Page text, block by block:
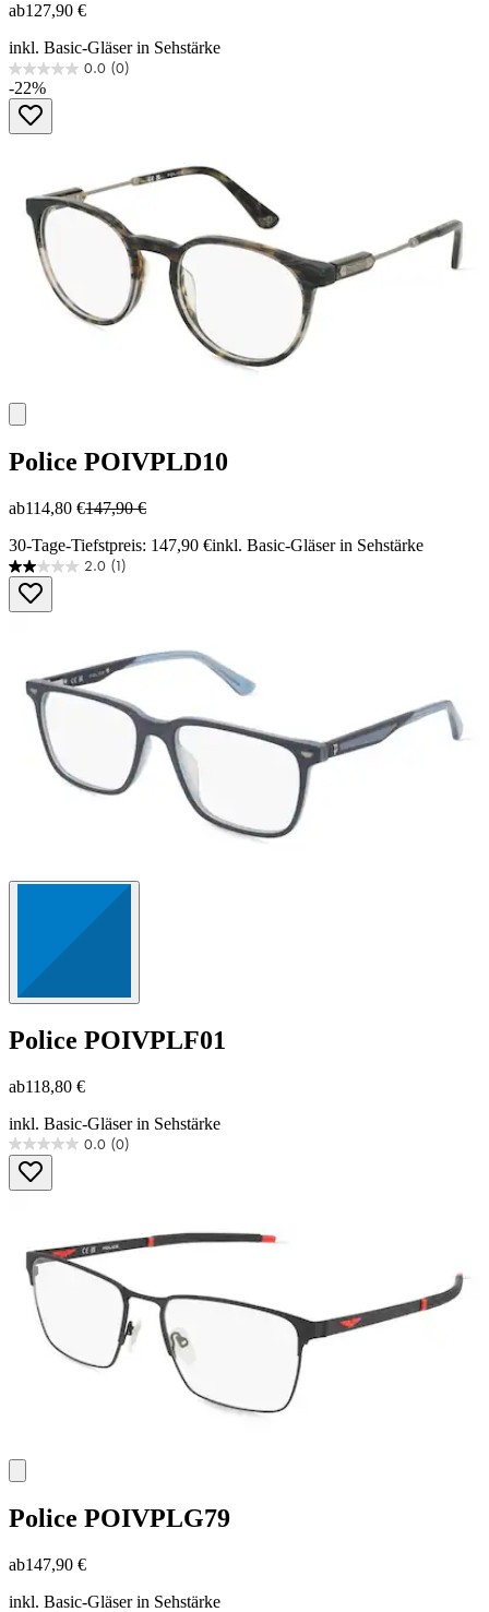
ab127,90 €
inkl. Basic-Gläser in Sehstärke
0.0 (0)
0.0
von
Sternen.
-22%
Police POIVPLD10
ab114,80 €147,90 €
30-Tage-Tiefstpreis: 147,90 €inkl. Basic-Gläser in Sehstärke
2.0 (1)
2.0
von
5
Bewertung
Police POIVPLF01
ab118,80 €
inkl. Basic-Gläser in Sehstärke
0.0 (0)
0.0
von
5
Police POIVPLG79
ab147,90 €
inkl. Basic-Gläser in Sehstärke